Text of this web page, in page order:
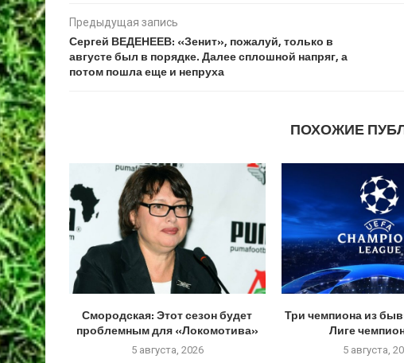
Предыдущая запись
Сергей ВЕДЕНЕЕВ: «Зенит», пожалуй, только в
августе был в порядке. Далее сплошной напряг, а
потом пошла еще и непруха
ПОХОЖИЕ
Смородская: Этот сезон будет
проблемным для «Локомотива»
5 августа, 2026
Три чемпиона из
Лиге
5 августа,